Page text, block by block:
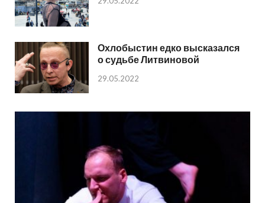
Охлобыстин едко высказался
о судьбе Литвиновой
29.05.2022